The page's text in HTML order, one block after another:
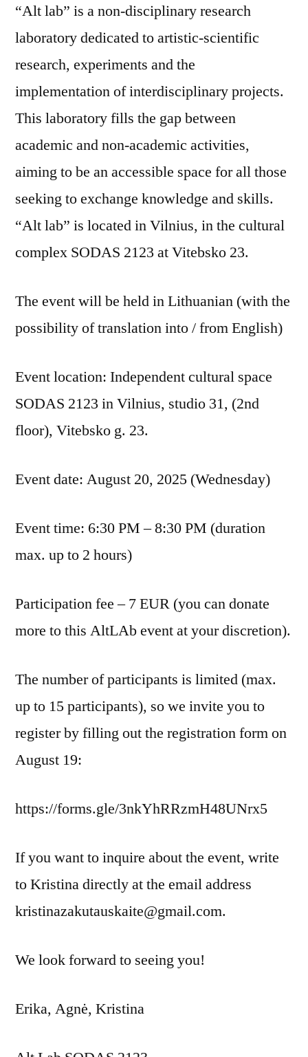
“Alt lab” is a non-disciplinary research
laboratory dedicated to artistic-scientific
research, experiments and the
implementation of interdisciplinary projects.
This laboratory fills the gap between
academic and non-academic activities,
aiming to be an accessible space for all those
seeking to exchange knowledge and skills.
“Alt lab” is located in Vilnius, in the cultural
complex SODAS 2123 at Vitebsko 23.
The event will be held in Lithuanian (with the
possibility of translation into / from English)
Event location: Independent cultural space
SODAS 2123 in Vilnius, studio 31, (2nd
floor), Vitebsko g. 23.
Event date: August 20, 2025 (Wednesday)
Event time: 6:30 PM – 8:30 PM (duration
max. up to 2 hours)
Participation fee – 7 EUR (you can donate
more to this AltLAb event at your discretion).
The number of participants is limited (max.
up to 15 participants), so we invite you to
register by filling out the registration form on
August 19:
https://forms.gle/3nkYhRRzmH48UNrx5
If you want to inquire about the event, write
to Kristina directly at the email address
kristinazakutauskaite@gmail.com.
We look forward to seeing you!
Erika, Agnė, Kristina